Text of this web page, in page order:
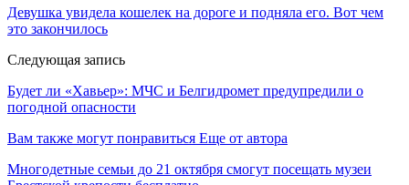
Девушка увидела кошелек на дороге и подняла его. Вот чем
это закончилось
Следующая запись
Будет ли «Хавьер»: МЧС и Белгидромет предупредили о
погодной опасности
Вам также могут понравиться Еще от автора
Многодетные семьи до 21 октября смогут посещать музеи